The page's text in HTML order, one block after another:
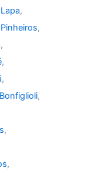
,
,
,
,
,
,
,
,